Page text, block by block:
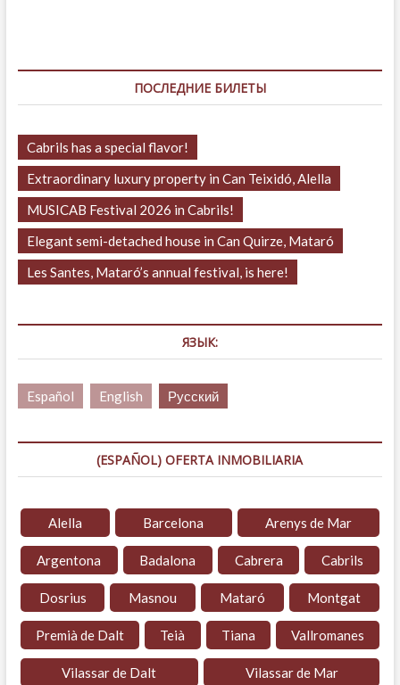
ПОСЛЕДНИЕ БИЛЕТЫ
Cabrils has a special flavor!
Extraordinary luxury property in Can Teixidó, Alella
MUSICAB Festival 2026 in Cabrils!
Elegant semi-detached house in Can Quirze, Mataró
Les Santes, Mataró’s annual festival, is here!
ЯЗЫК:
Español English Русский
(ESPAÑOL) OFERTA INMOBILIARIA
Alella Barcelona Arenys de Mar
Argentona Badalona Cabrera Cabrils
Dosrius Masnou Mataró Montgat
Premià de Dalt Teià Tiana Vallromanes
Vilassar de Dalt Vilassar de Mar